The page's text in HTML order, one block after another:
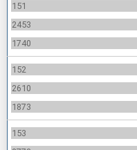
151
2453
1740
152
2610
1873
153